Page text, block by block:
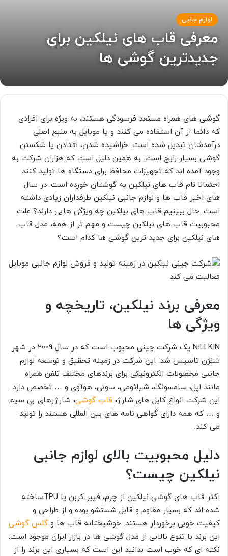
لوازم جانبی
معرفی قاب های نیلکین برای
جدیدترین گوشی ها
گوشی های همراه مستعد فرسودگی هستند، به ویژه برای افرادی
که دائما از آن استفاده می کنند و یا موبایل به منبع اصلی
درآمدشان تبدیل شده است. خراشیده شدن، افتادن یا شکستن
گوشی بسیار رایج است. به همین دلیل است که هزاران شرکت به
وجود آمده اند که تجهیزات محافظ برای دستگاه ها تولید کنند.
احتمالا نام قاب های نیلکین به گوشتان خورده است. در سال
های اخیر قاب ها و لوازم جانبی نیلکین طرفداران زیادی داشته
است. حال ببینیم قاب های نیلکین چه ویژگی هایی دارند؟ علت
محبوبیت قاب های نیلکین چیست و مهم تر از همه، مدل قاب
های نیلکین برای جدید ترین گوشی ها کدام است؟
معرفی برند نیلکین، تاریخچه و
ویژگی ها
NILLKIN
یک شرکت چینی محبوب است که در سال 2009 در شهر
شنژن تاسیس شد. این شرکت در زمینه تحقیق و توسعه لوازم
جانبی محصولات الکترونیکی برای برندهای مختلف تلفن همراه
مانند اپل، سامسونگ، شیائومی، سونی، هوآوی و … تخصص دارد.
این شرکت انواع کابل های شارژ، قاب گوشی، شارژرهای بی سیم
و … که همه دارای گواهی نامه های بین المللی هستند را تولید
می کند.
دلیل محبوبیت بالای لوازم جانبی
نیلکین چیست؟
اکثر قاب های گوشی نیلکین از چرم، فیبر کربن یا TPUساخته
شده اند که بسیار مقاوم و قابل شستشو بوده و از طراحی و
کیفیت خوبی برخوردار هستند. خوشبختانه قاب ها و گلس گوشی
این برند با تنوع بالایی از مدل گوشی ها در بازار ایران موجود است.
نکته ای که خوب است بدانید این است که بسیاری این برند را از